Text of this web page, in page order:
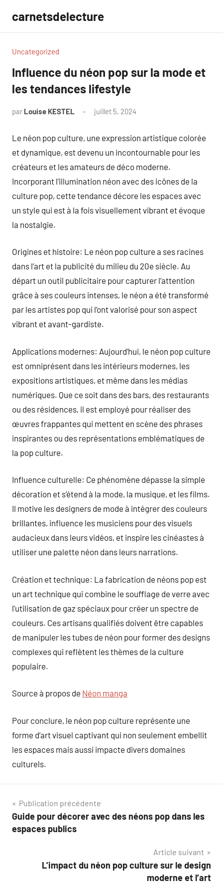
contenu
carnetsdelecture
Uncategorized
Influence du néon pop sur la mode et
les tendances lifestyle
par Louise KESTEL juillet 5, 2024
Le néon pop culture, une expression artistique colorée
et dynamique, est devenu un incontournable pour les
créateurs et les amateurs de déco moderne.
Incorporant l’illumination néon avec des icônes de la
culture pop, cette tendance décore les espaces avec
un style qui est à la fois visuellement vibrant et évoque
la nostalgie.
Origines et histoire: Le néon pop culture a ses racines
dans l’art et la publicité du milieu du 20e siècle. Au
départ un outil publicitaire pour capturer l’attention
grâce à ses couleurs intenses, le néon a été transformé
par les artistes pop qui l’ont valorisé pour son aspect
vibrant et avant-gardiste.
Applications modernes: Aujourd’hui, le néon pop culture
est omniprésent dans les intérieurs modernes, les
expositions artistiques, et même dans les médias
numériques. Que ce soit dans des bars, des restaurants
ou des résidences, il est employé pour réaliser des
œuvres frappantes qui mettent en scène des phrases
inspirantes ou des représentations emblématiques de
la pop culture.
Influence culturelle: Ce phénomène dépasse la simple
décoration et s’étend à la mode, la musique, et les films.
Il motive les designers de mode à intégrer des couleurs
brillantes, influence les musiciens pour des visuels
audacieux dans leurs vidéos, et inspire les cinéastes à
utiliser une palette néon dans leurs narrations.
Création et technique: La fabrication de néons pop est
un art technique qui combine le soufflage de verre avec
l’utilisation de gaz spéciaux pour créer un spectre de
couleurs. Ces artisans qualifiés doivent être capables
de manipuler les tubes de néon pour former des designs
complexes qui reflètent les thèmes de la culture
populaire.
Source à propos de Néon manga
Pour conclure, le néon pop culture représente une
forme d’art visuel captivant qui non seulement embellit
les espaces mais aussi impacte divers domaines
culturels.
Navigation
de
Publication précédente
Guide pour décorer avec des néons pop dans les
espaces publics
Article suivant
L’impact du néon pop culture sur le design
moderne et l’art